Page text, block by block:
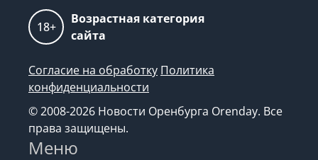
18+
Возрастная категория
сайта
Согласие на обработку Политика
конфиденциальности
© 2008-2026 Новости Оренбурга Orenday. Все
права защищены.
Меню